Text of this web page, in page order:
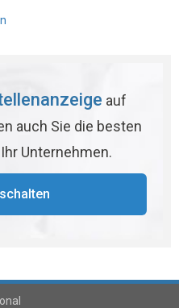
auf
auch Sie die besten
Unternehmen.